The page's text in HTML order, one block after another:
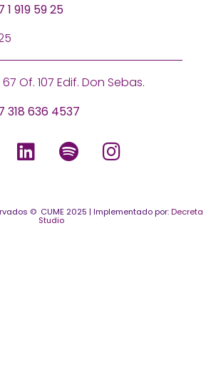
1 919 59 25
Of. 107 Edif. Don Sebas.
318 636 4537
© CUME 2025 | Implementado por:Decreta
Studio